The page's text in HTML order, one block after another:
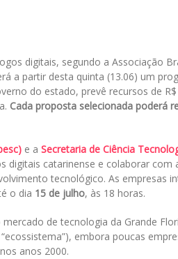
digitais, segundo a Associação
a partir desta quinta (13.06) um
do estado, prevê recursos de
Cada proposta selecionada poderá
e a Secretaria de Ciência
digitais catarinense e colaborar com
tecnológico. As empresas
o dia 15 de julho, às 18 horas.
de tecnologia da Grande
embora poucas
anos 2000.